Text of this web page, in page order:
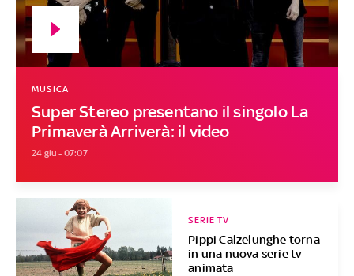
Super Stereo presentano il singolo La
Primaverà Arriverà: il video
MUSICA
24 giu - 07:07
Pippi Calzelunghe torna
in una nuova serie tv
animata
SERIE TV